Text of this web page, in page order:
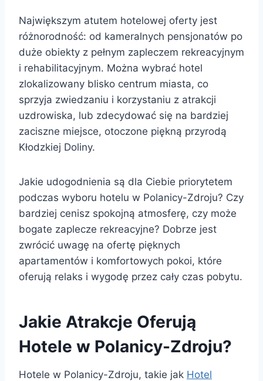
Największym atutem hotelowej oferty jest
różnorodność: od kameralnych pensjonatów po
duże obiekty z pełnym zapleczem rekreacyjnym
i rehabilitacyjnym. Można wybrać hotel
zlokalizowany blisko centrum miasta, co
sprzyja zwiedzaniu i korzystaniu z atrakcji
uzdrowiska, lub zdecydować się na bardziej
zaciszne miejsce, otoczone piękną przyrodą
Kłodzkiej Doliny.
Jakie udogodnienia są dla Ciebie priorytetem
podczas wyboru hotelu w Polanicy-Zdroju? Czy
bardziej cenisz spokojną atmosferę, czy może
bogate zaplecze rekreacyjne? Dobrze jest
zwrócić uwagę na ofertę pięknych
apartamentów i komfortowych pokoi, które
oferują relaks i wygodę przez cały czas pobytu.
Jakie Atrakcje Oferują
Hotele w Polanicy-Zdroju?
Hotele w Polanicy-Zdroju, takie jak Hotel